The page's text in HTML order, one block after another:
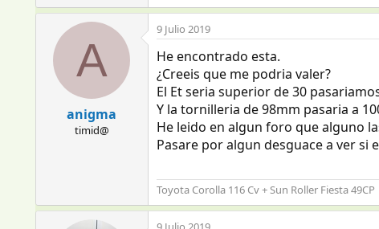
A
anigma
timid@
9 Julio 2019
He encontrado esta.
¿Creeis que me podria valer?
El Et seria superior de 30
Y la tornilleria de 98mm pasaria a
He leido en algun foro que alguno
Pasare por algun desguace a ver si
Toyota Corolla 116 Cv + Sun Roller Fiesta 49CP